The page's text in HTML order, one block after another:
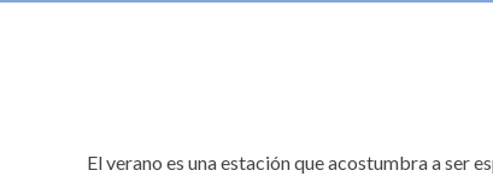
El verano es una estación que acostumbra a ser